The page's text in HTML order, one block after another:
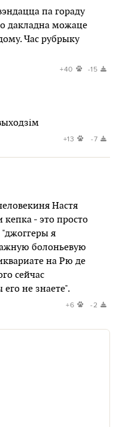
па гораду
дакладна можаце
Час рубрыку
+40 -15
+13 -7
Настя
кепка - это просто
я
болоньевую
на Рю де
сейчас
не знаете".
+6 -2